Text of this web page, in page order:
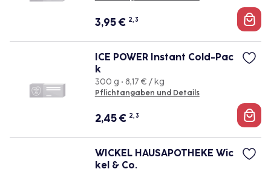
3,95€ 2, 3
ICE POWER Instant Cold-Pac
k
300 g • 8,17 € / kg
Pflichtangaben und Details
2,45€ 2, 3
WICKEL HAUSAPOTHEKE Wic
kel & Co.